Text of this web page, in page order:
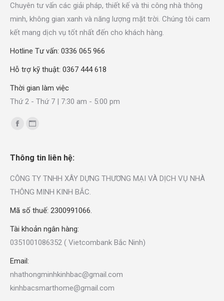
Chuyên tư vấn các giải pháp, thiết kế và thi công nhà thông
minh, không gian xanh và năng lượng mặt trời. Chúng tôi cam
kết mang dịch vụ tốt nhất đến cho khách hàng.
Hotline Tư vấn: 0336 065 966
Hỗ trợ kỹ thuật: 0367 444 618
Thời gian làm việc
Thứ 2 - Thứ 7 | 7:30 am - 5:00 pm
Find us on:
Thông tin liên hệ:
CÔNG TY TNHH XÂY DỰNG THƯƠNG MẠI VÀ DỊCH VỤ NHÀ
THÔNG MINH KINH BẮC.
Mã số thuế: 2300991066.
Tài khoản ngân hàng:
0351001086352 ( Vietcombank Bắc Ninh)
Email:
nhathongminhkinhbac@gmail.com
kinhbacsmarthome@gmail.com